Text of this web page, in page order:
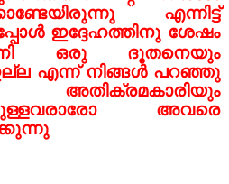
എന്നിട്ട്
ഇദ്ദേഹത്തിനു ശേഷം
ഒരു ദൂതനെയും
എന്ന് നിങ്ങൾ പറഞ്ഞു
അവരെ